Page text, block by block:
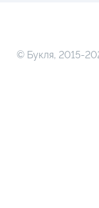
© Букля, 2015-